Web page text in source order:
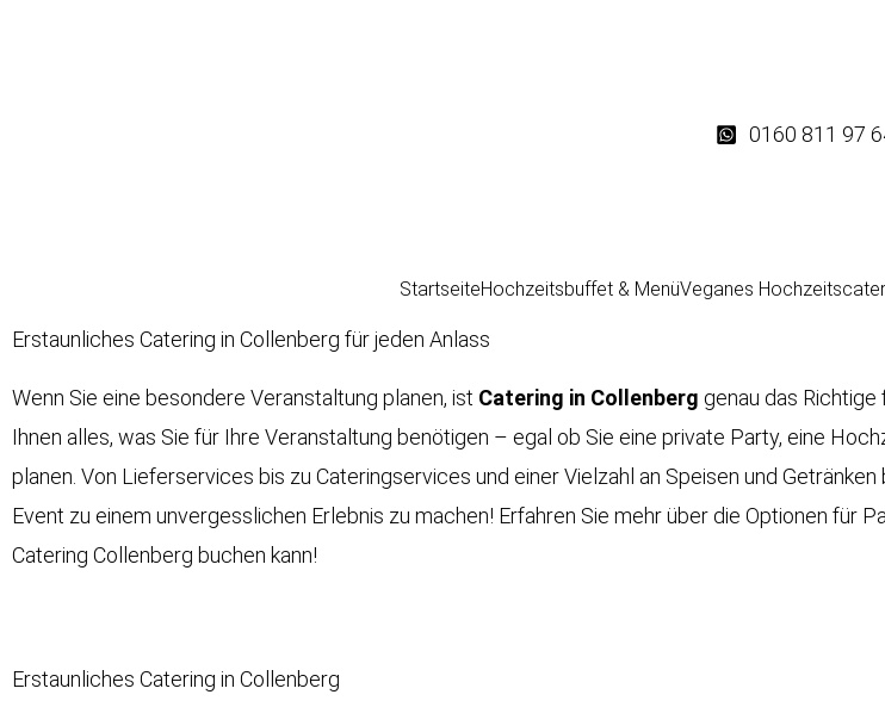
0160 811 97
StartseiteHochzeitsbuffet & MenüVeganes
Erstaunliches Catering in Collenberg für jeden Anlass
Wenn Sie eine besondere Veranstaltung planen, ist Catering in Collenberg genau das
Ihnen alles, was Sie für Ihre Veranstaltung benötigen – egal ob Sie eine private Party, eine
planen. Von Lieferservices bis zu Cateringservices und einer Vielzahl an Speisen und
Event zu einem unvergesslichen Erlebnis zu machen! Erfahren Sie mehr über die Optionen für
Catering Collenberg buchen kann!
Erstaunliches Catering in Collenberg